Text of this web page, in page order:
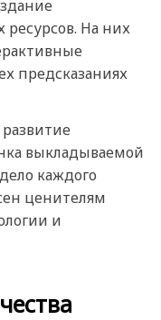
На них
предсказаниях
выкладываемой
каждого
ценителям
и